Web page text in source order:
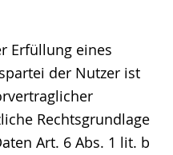
Erfüllung eines
der Nutzer ist
Rechtsgrundlage
Art. 6 Abs. 1 lit. b